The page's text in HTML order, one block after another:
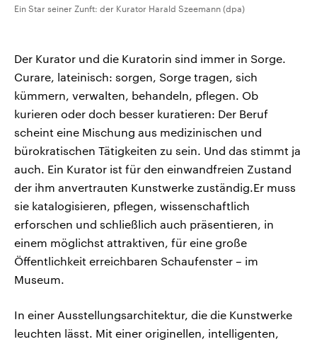
Ein Star seiner Zunft: der Kurator Harald Szeemann (dpa)
Der Kurator und die Kuratorin sind immer in Sorge.
Curare, lateinisch: sorgen, Sorge tragen, sich
kümmern, verwalten, behandeln, pflegen. Ob
kurieren oder doch besser kuratieren: Der Beruf
scheint eine Mischung aus medizinischen und
bürokratischen Tätigkeiten zu sein. Und das stimmt ja
auch. Ein Kurator ist für den einwandfreien Zustand
der ihm anvertrauten Kunstwerke zuständig.Er muss
sie katalogisieren, pflegen, wissenschaftlich
erforschen und schließlich auch präsentieren, in
einem möglichst attraktiven, für eine große
Öffentlichkeit erreichbaren Schaufenster – im
Museum.
In einer Ausstellungsarchitektur, die die Kunstwerke
leuchten lässt. Mit einer originellen, intelligenten,